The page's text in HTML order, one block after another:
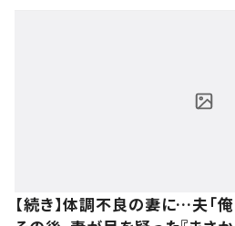
【続き】体調不良の妻に…夫「